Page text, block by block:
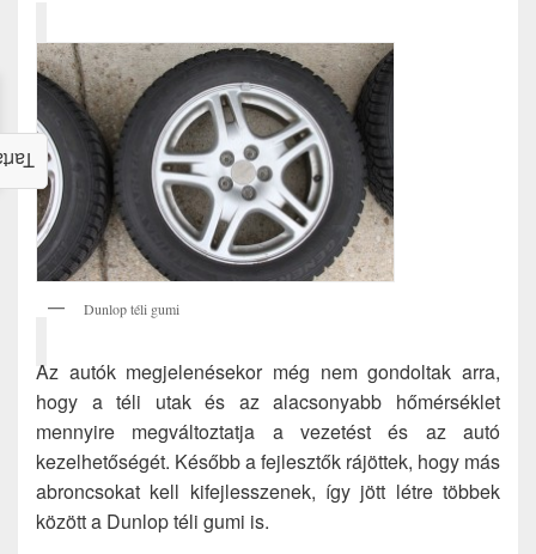
Dunlop téli gumi
Az autók megjelenésekor még nem gondoltak arra,
hogy a téli utak és az alacsonyabb hőmérséklet
mennyire megváltoztatja a vezetést és az autó
kezelhetőségét. Később a fejlesztők rájöttek, hogy más
abroncsokat kell kifejlesszenek, így jött létre többek
között a Dunlop téli gumi is.